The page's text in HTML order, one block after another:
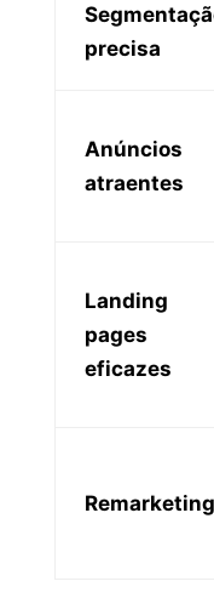
precisa
Anúncios
atraentes
Landing
pages
eficazes
Remarketing